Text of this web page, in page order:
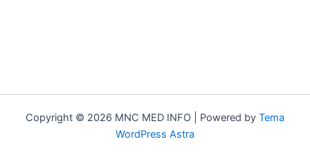
Copyright © 2026 MNC MED INFO | Powered by Tema
WordPress Astra